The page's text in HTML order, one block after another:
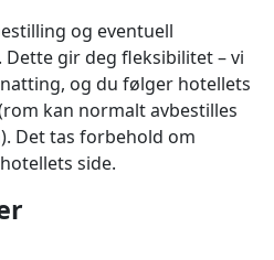
og eventuell
gir deg fleksibilitet – vi
og du følger hotellets
kan normalt avbestilles
Det tas forbehold om
side.